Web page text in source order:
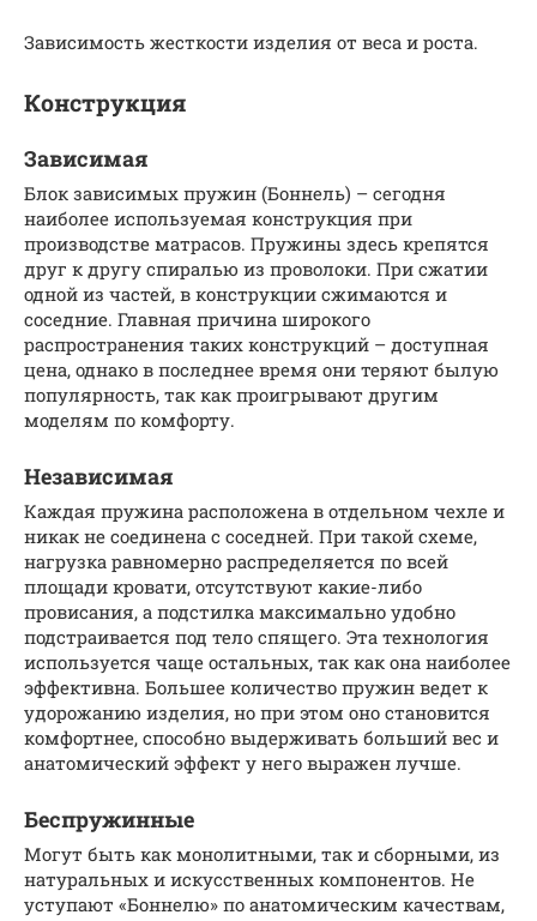
Зависимость жесткости изделия от веса и роста.
Конструкция
Зависимая
Блок зависимых пружин (Боннель) – сегодня
наиболее используемая конструкция при
производстве матрасов. Пружины здесь крепятся
друг к другу спиралью из проволоки. При сжатии
одной из частей, в конструкции сжимаются и
соседние. Главная причина широкого
распространения таких конструкций – доступная
цена, однако в последнее время они теряют былую
популярность, так как проигрывают другим
моделям по комфорту.
Независимая
Каждая пружина расположена в отдельном чехле и
никак не соединена с соседней. При такой схеме,
нагрузка равномерно распределяется по всей
площади кровати, отсутствуют какие-либо
провисания, а подстилка максимально удобно
подстраивается под тело спящего. Эта технология
используется чаще остальных, так как она наиболее
эффективна. Большее количество пружин ведет к
удорожанию изделия, но при этом оно становится
комфортнее, способно выдерживать больший вес и
анатомический эффект у него выражен лучше.
Беспружинные
Могут быть как монолитными, так и сборными, из
натуральных и искусственных компонентов. Не
уступают «Боннелю» по анатомическим качествам,